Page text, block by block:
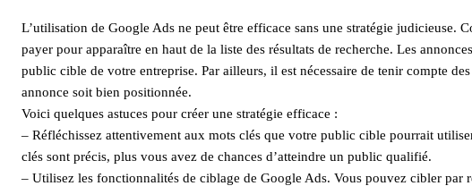
L’utilisation de Google Ads ne peut être efficace sans une stratégie judicieuse.
payer pour apparaître en haut de la liste des résultats de recherche. Les
public cible de votre entreprise. Par ailleurs, il est nécessaire de tenir compte
annonce soit bien positionnée.
Voici quelques astuces pour créer une stratégie efficace :
– Réfléchissez attentivement aux mots clés que votre public cible pourrait
clés sont précis, plus vous avez de chances d’atteindre un public qualifié.
– Utilisez les fonctionnalités de ciblage de Google Ads. Vous pouvez cibler par